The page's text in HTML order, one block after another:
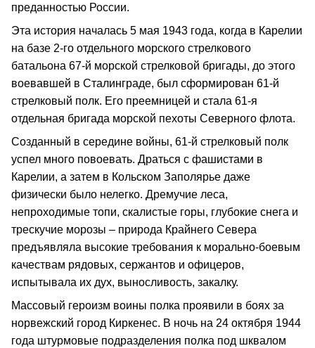
преданностью России.
Эта история началась 5 мая 1943 года, когда в Карелии
на базе 2-го отдельного морского стрелкового
батальона 67-й морской стрелковой бригады, до этого
воевавшей в Сталинграде, был сформирован 61-й
стрелковый полк. Его преемницей и стала 61-я
отдельная бригада морской пехоты Северного флота.
Созданный в середине войны, 61-й стрелковый полк
успел много повоевать. Драться с фашистами в
Карелии, а затем в Кольском Заполярье даже
физически было нелегко. Дремучие леса,
непроходимые топи, скалистые горы, глубокие снега и
трескучие морозы – природа Крайнего Севера
предъявляла высокие требования к морально-боевым
качествам рядовых, сержантов и офицеров,
испытывала их дух, выносливость, закалку.
Массовый героизм воины полка проявили в боях за
норвежский город Киркенес. В ночь на 24 октября 1944
года штурмовые подразделения полка под шквалом